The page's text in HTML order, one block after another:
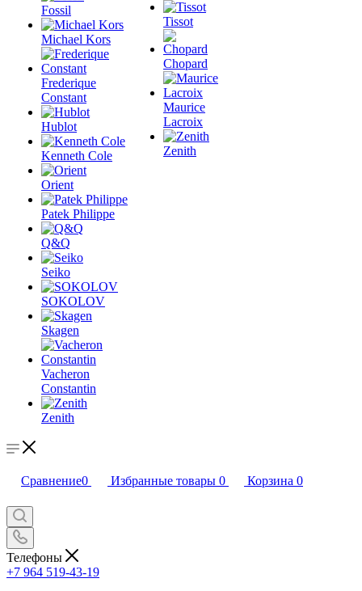
Fossil
Michael Kors
Frederique
Constant
Hublot
Kenneth Cole
Orient
Patek Philippe
Q&Q
Seiko
SOKOLOV
Skagen
Vacheron
Constantin
Zenith
Tissot
Chopard
Maurice
Lacroix
Zenith
Сравнение0 Избранные товары 0 Корзина 0
Телефоны
+7 964 519-43-19